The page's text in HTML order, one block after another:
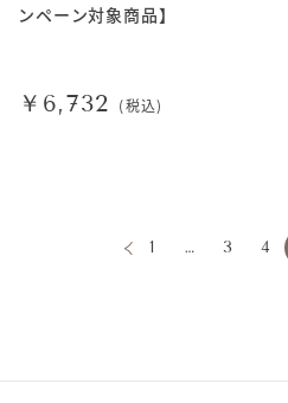
ンペーン対象商品】
￥6,732 (税込)
1 … 3 4